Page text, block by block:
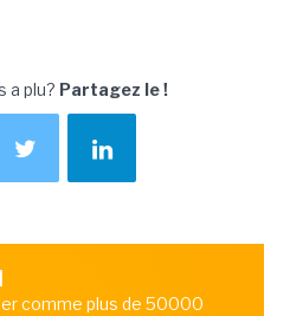
a plu? Partagez le !
comme plus de 50000